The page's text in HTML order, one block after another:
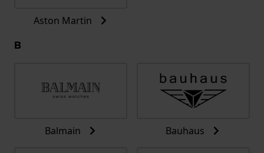
Aston Martin
B
Balmain Bauhaus